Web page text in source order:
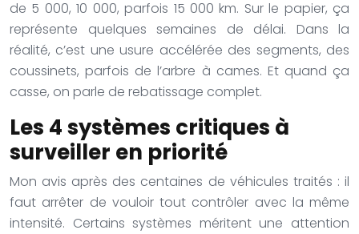
de 5 000, 10 000, parfois 15 000 km. Sur le papier, ça
représente quelques semaines de délai. Dans la
réalité, c’est une usure accélérée des segments, des
coussinets, parfois de l’arbre à cames. Et quand ça
casse, on parle de rebatissage complet.
Les 4 systèmes critiques à
surveiller en priorité
Mon avis après des centaines de véhicules traités : il
faut arrêter de vouloir tout contrôler avec la même
intensité. Certains systèmes méritent une attention